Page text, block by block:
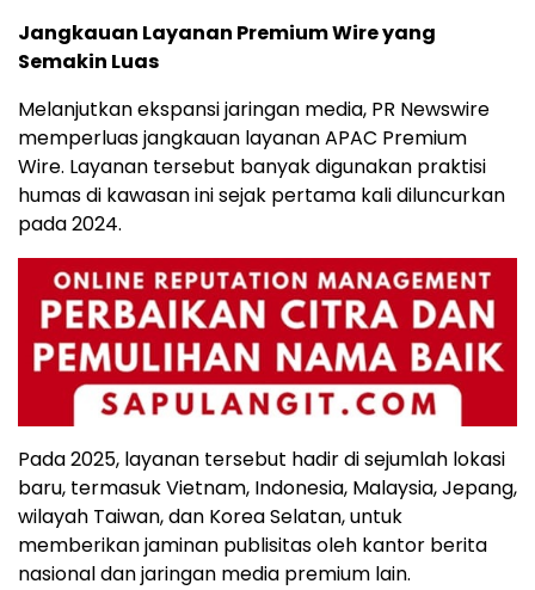
Jangkauan Layanan Premium Wire yang
Semakin Luas
Melanjutkan ekspansi jaringan media, PR Newswire
memperluas jangkauan layanan APAC Premium
Wire. Layanan tersebut banyak digunakan praktisi
humas di kawasan ini sejak pertama kali diluncurkan
pada 2024.
Pada 2025, layanan tersebut hadir di sejumlah lokasi
baru, termasuk Vietnam, Indonesia, Malaysia, Jepang,
wilayah Taiwan, dan Korea Selatan, untuk
memberikan jaminan publisitas oleh kantor berita
nasional dan jaringan media premium lain.